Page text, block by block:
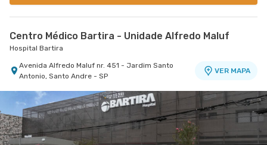
Centro Médico Bartira - Unidade Alfredo Maluf
Hospital Bartira
Avenida Alfredo Maluf nr. 451 - Jardim Santo
Antonio, Santo Andre - SP
VER MAPA